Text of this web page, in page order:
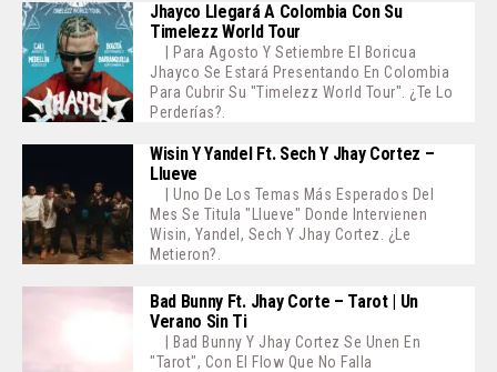
Jhayco Llegará A Colombia Con Su
Timelezz World Tour
| Para Agosto Y Setiembre El Boricua
Jhayco Se Estará Presentando En Colombia
Para Cubrir Su "Timelezz World Tour". ¿Te Lo
Perderías?.
Wisin Y Yandel Ft. Sech Y Jhay Cortez –
Llueve
| Uno De Los Temas Más Esperados Del
Mes Se Titula "Llueve" Donde Intervienen
Wisin, Yandel, Sech Y Jhay Cortez. ¿Le
Metieron?.
Bad Bunny Ft. Jhay Corte – Tarot | Un
Verano Sin Ti
| Bad Bunny Y Jhay Cortez Se Unen En
"Tarot", Con El Flow Que No Falla